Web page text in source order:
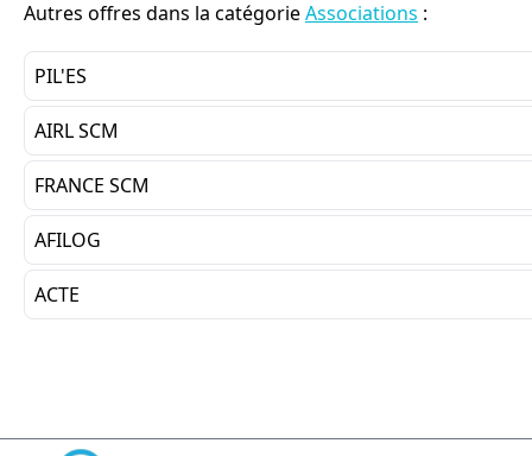
Autres offres dans la catégorieAssociations :
PIL'ES
AIRL SCM
FRANCE SCM
AFILOG
ACTE